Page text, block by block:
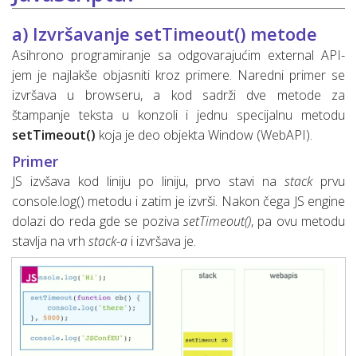
a) Izvršavanje setTimeout() metode
Asihrono programiranje sa odgovarajućim external API-
jem je najlakše objasniti kroz primere. Naredni primer se
izvršava u browseru, a kod sadrži dve metode za
štampanje teksta u konzoli i jednu specijalnu metodu
setTimeout() koja je deo objekta Window (WebAPI).
Primer
JS izvšava kod liniju po liniju, prvo stavi nastackprvu
console.log() metodu i zatim je izvrši. Nakon čega JS engine
dolazi do reda gde se poziva setTimeout(), pa ovu metodu
stavlja na vrh stack-a i izvršava je.